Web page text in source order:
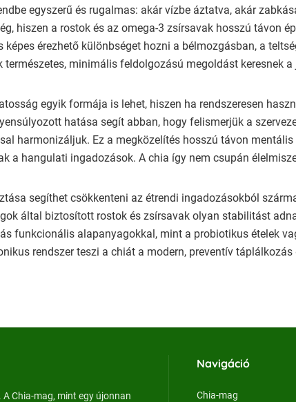
egyszerű és rugalmas: akár vízbe áztatva, akár
hiszen a rostok és az omega-3 zsírsavak hosszú távon
érezhető különbséget hozni a bélmozgásban, a
természetes, minimális feldolgozású megoldást keresnek
egyik formája is lehet, hiszen ha rendszeresen
hatása segít abban, hogy felismerjük a
harmonizáljuk. Ez a megközelítés hosszú távon
a hangulati ingadozások. A chia így nem csupán
segíthet csökkenteni az étrendi ingadozásokból
által biztosított rostok és zsírsavak olyan stabilitást
funkcionális alapanyagokkal, mint a probiotikus ételek
rendszer teszi a chiát a modern, preventív táplálkozás
Chia-mag, mint egy újonnan
Navigáció
Chia-mag